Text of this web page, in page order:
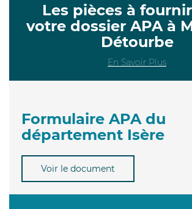
Les pièces à
votre dossier APA à
Détourbe
En Savoir Plus
Formulaire APA du
département Isère
Voir le document